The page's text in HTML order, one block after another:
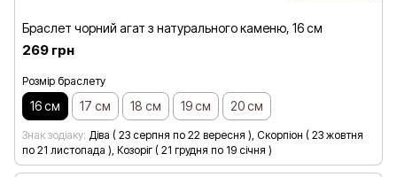
Браслет чорний агат з натурального каменю, 16 см
269 грн
Розмір браслету
16 см 17 см 18 см 19 см 20 см
Знак зодіаку Діва ( 23 серпня по 22 вересня ), Скорпіон ( 23 жовтня
по 21 листопада ), Козоріг ( 21 грудня по 19 січня )